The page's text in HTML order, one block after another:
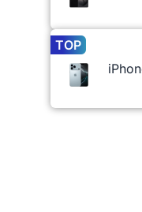
TOP